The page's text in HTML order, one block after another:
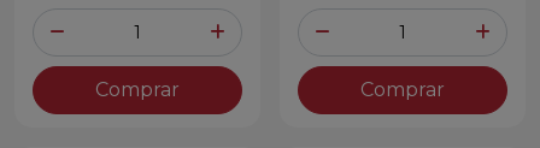
Diminuir Quantidade
Quantidade
Adicionar Quantidade
Comprar
Diminuir Quantidade
Quantidade
Comprar